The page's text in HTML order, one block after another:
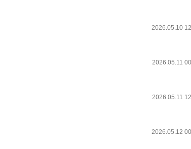
2026.05.10
2026.05.11
2026.05.11
2026.05.12